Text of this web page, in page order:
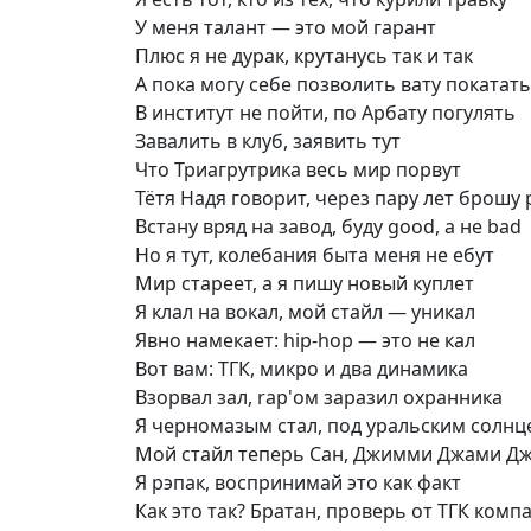
У меня талант — это мой гарант
Плюс я не дурак, крутанусь так и так
А пока могу себе позволить вату покатать
В институт не пойти, по Арбату погулять
Завалить в клуб, заявить тут
Что Триагрутрика весь мир порвут
Тётя Надя говорит, через пару лет брошу
Встану вряд на завод, буду good, а не bad
Но я тут, колебания быта меня не ебут
Мир стареет, а я пишу новый куплет
Я клал на вокал, мой стайл — уникал
Явно намекает: hip-hop — это не кал
Вот вам: ТГК, микро и два динамика
Взорвал зал, rap'ом заразил охранника
Я черномазым стал, под уральским
Мой стайл теперь Сан, Джимми Джами
Я рэпак, воспринимай это как факт
Как это так? Братан, проверь от ТГК